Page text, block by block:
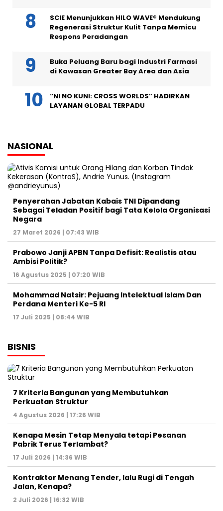
SCIE Menunjukkan HILO WAVE® Mendukung
Regenerasi Struktur Kulit Tanpa Memicu
Respons Peradangan
Buka Peluang Baru bagi Industri Farmasi
di Kawasan Greater Bay Area dan Asia
“NI NO KUNI: CROSS WORLDS” HADIRKAN
LAYANAN GLOBAL TERPADU
NASIONAL
Penyerahan Jabatan Kabais TNI Dipandang
Sebagai Teladan Positif bagi Tata Kelola Organisasi
Negara
27 Maret 2026 | 07:43 WIB
Prabowo Janji APBN Tanpa Defisit: Realistis atau
Ambisi Politik?
16 Agustus 2025 | 07:20 WIB
Mohammad Natsir: Pejuang Intelektual Islam Dan
Perdana Menteri Ke-5 RI
17 Juli 2025 | 08:44 WIB
BISNIS
7 Kriteria Bangunan yang Membutuhkan
Perkuatan Struktur
4 Agustus 2026 | 17:26 WIB
Kenapa Mesin Tetap Menyala tetapi Pesanan
Pabrik Terus Terlambat?
17 Juli 2026 | 14:36 WIB
Kontraktor Menang Tender, lalu Rugi di Tengah
Jalan, Kenapa?
2 Juli 2026 | 16:32 WIB